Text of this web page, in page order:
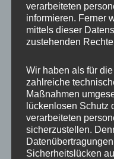
CONCAVER CVR1
19×8,5 ET35 5×120
Brushed Bronze
450,00€ *
Bewertet
mit
von
verarbeiteten
informieren. Ferner
mittels dieser
zustehenden
Wir haben als für
zahlreiche
Maßnahmen
lückenlosen Schutz
verarbeiteten
sicherzustellen.
Sicherheitslücken